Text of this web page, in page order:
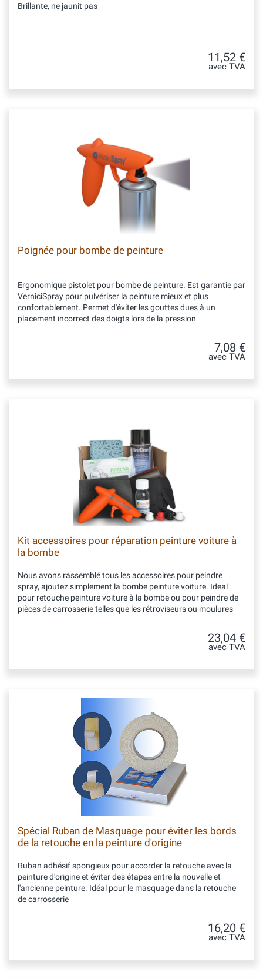
Brillante, ne jaunit pas
11,52 €
avec TVA
Poignée pour bombe de peinture
Ergonomique pistolet pour bombe de peinture. Est garantie par
VerniciSpray pour pulvériser la peinture mieux et plus
confortablement. Permet d'éviter les gouttes dues à un
placement incorrect des doigts lors de la pression
7,08 €
avec TVA
Kit accessoires pour réparation peinture voiture à
la bombe
Nous avons rassemblé tous les accessoires pour peindre
spray, ajoutez simplement la bombe peinture voiture. Ideal
pour retouche peinture voiture à la bombe ou pour peindre de
pièces de carrosserie telles que les rétroviseurs ou moulures
23,04 €
avec TVA
Spécial Ruban de Masquage pour éviter les bords
de la retouche en la peinture d'origine
Ruban adhésif spongieux pour accorder la retouche avec la
peinture d'origine et éviter des étapes entre la nouvelle et
l'ancienne peinture. Idéal pour le masquage dans la retouche
de carrosserie
16,20 €
avec TVA